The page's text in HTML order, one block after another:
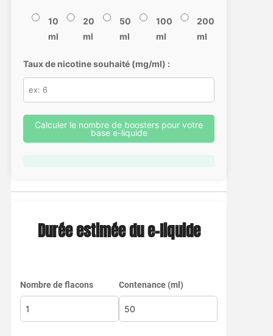
10
ml
20
ml
50
ml
100
ml
200
ml
Taux de nicotine souhaité (mg/ml) :
Calculer le nombre de boosters pour votre
base e-liquide
Durée estimée du e-liquide
Nombre de flacons Contenance (ml)